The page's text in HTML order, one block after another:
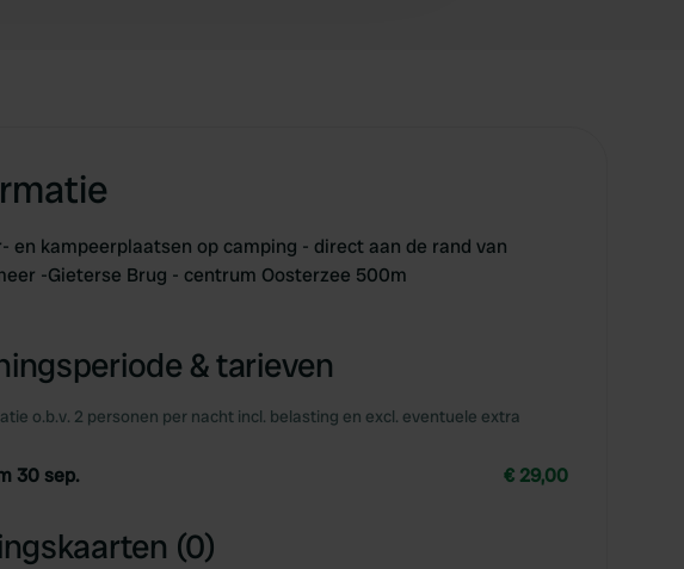
en kampeerplaatsen op camping - direct aan de rand van
-Gieterse Brug - centrum Oosterzee 500m
& tarieven
o.b.v. 2 personen per nacht incl. belasting en excl. eventuele extra
30 sep. € 29,00
(0)